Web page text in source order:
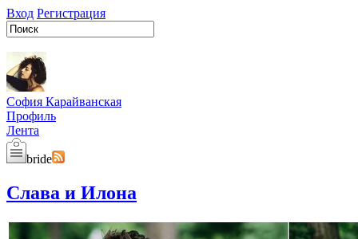
Вход Регистрация
София Карайванская
Профиль
Лента
bride
Слава и Илона